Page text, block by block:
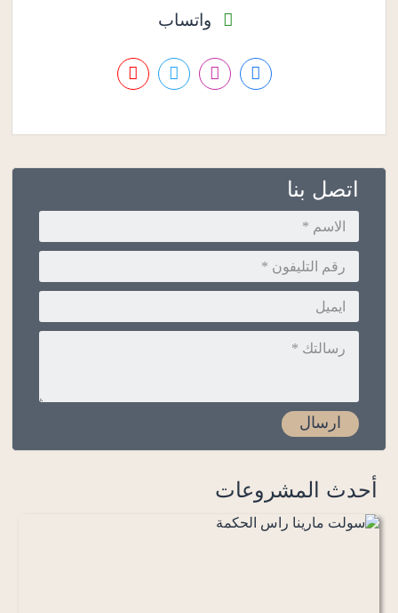
واتساب
اتصل بنا
أحدث المشروعات